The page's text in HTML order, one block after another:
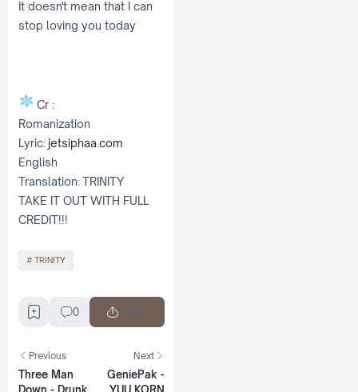
It doesn't mean that I can
stop loving you today
Cr :
Romanization
Lyric:jetsiphaa.com
English
Translation: TRINITY
TAKE IT OUT WITH FULL
CREDIT!!!
TRINITY
0 Share
Previous
Three Man
Next
GeniePak -